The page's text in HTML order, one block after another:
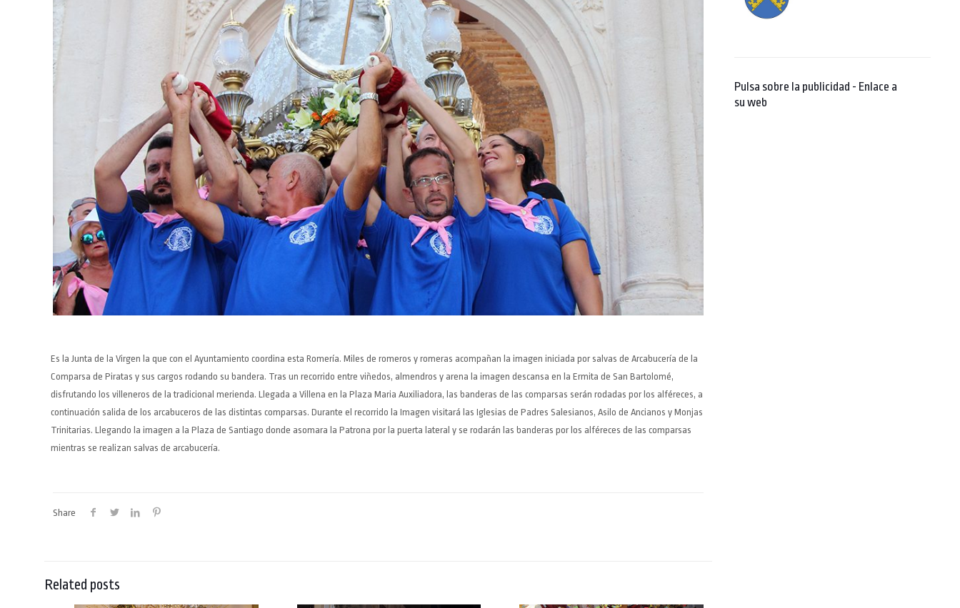
Es la Junta de la Virgen la que con el Ayuntamiento coordina esta Romería. Miles de romeros y romeras acompañan la imagen iniciada por salvas de Arcabucería de la
Comparsa de Piratas y sus cargos rodando su bandera. Tras un recorrido entre viñedos, almendros y arena la imagen descansa en la Ermita de San Bartolomé,
disfrutando los villeneros de la tradicional merienda. Llegada a Villena en la Plaza Maria Auxiliadora, las banderas de las comparsas serán rodadas por los alféreces, a
continuación salida de los arcabuceros de las distintas comparsas. Durante el recorrido la Imagen visitará las Iglesias de Padres Salesianos, Asilo de Ancianos y Monjas
Trinitarias. Llegando la imagen a la Plaza de Santiago donde asomara la Patrona por la puerta lateral y se rodarán las banderas por los alféreces de las comparsas
mientras se realizan salvas de arcabucería.
Share
Related posts
Pulsa sobre la publicidad - Enlace a
su web